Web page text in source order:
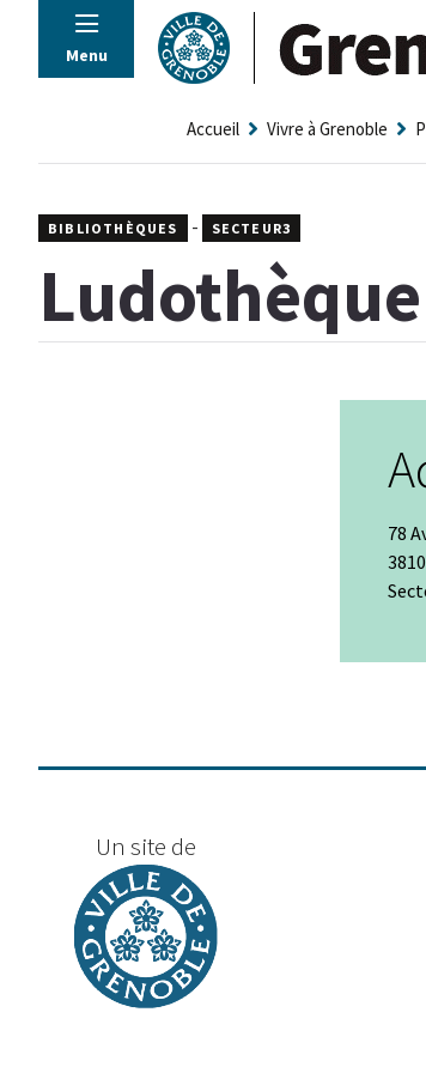
Panneau de gestion des cookies
Menu
Accueil Vivre à Grenoble
BIBLIOTHÈQUES - SECTEUR3
78
Un site de